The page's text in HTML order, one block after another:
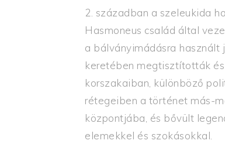
2. században a szeleukida
Hasmoneus család által
a bálványimádásra használt
keretében megtisztították
korszakaiban, különböző
rétegeiben a történet más-
központjába, és bővült
elemekkel és szokásokkal.